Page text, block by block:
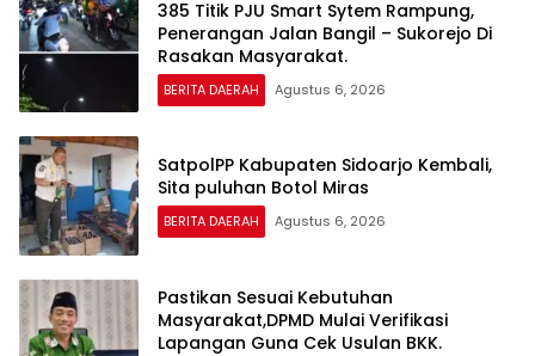
385 Titik PJU Smart Sytem Rampung,
Penerangan Jalan Bangil – Sukorejo Di
Rasakan Masyarakat.
BERITA DAERAH Agustus 6, 2026
SatpolPP Kabupaten Sidoarjo Kembali,
Sita puluhan Botol Miras
BERITA DAERAH Agustus 6, 2026
Pastikan Sesuai Kebutuhan
Masyarakat,DPMD Mulai Verifikasi
Lapangan Guna Cek Usulan BKK.